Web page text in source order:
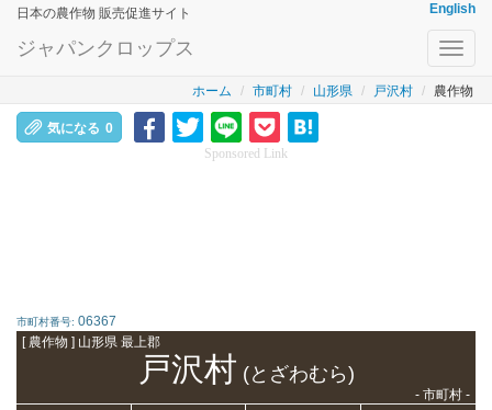
日本の農作物 販売促進サイト English
ジャパンクロップス
ホーム 市町村 山形県 戸沢村 農作物
気になる 0
Sponsored Link
市町村番号: 06367
[ 農作物 ] 山形県 最上郡
戸沢村 (とざわむら)
- 市町村 -